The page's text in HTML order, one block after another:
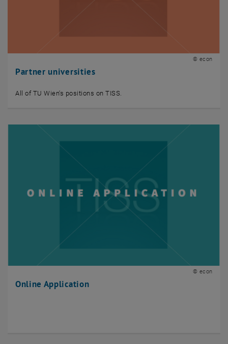
Partner universities
© econ
All of TU Wien's positions on TISS.
Online Application
© econ